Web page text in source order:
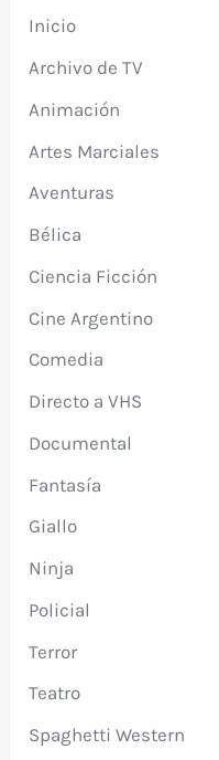
Inicio
Archivo de TV
Animación
Artes Marciales
Aventuras
Bélica
Ciencia Ficción
Cine Argentino
Comedia
Directo a VHS
Documental
Fantasía
Giallo
Ninja
Policial
Terror
Teatro
Spaghetti Western